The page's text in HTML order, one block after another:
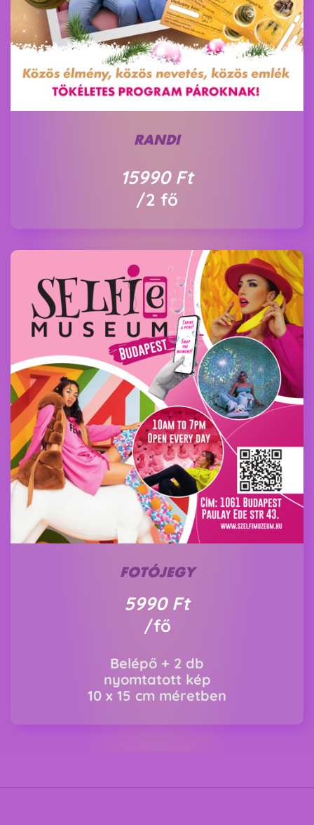
RANDI
15990 Ft
/2 fő
FOTÓJEGY
5990 Ft
/fő
Belépő + 2 db
nyomtatott kép
10 x 15 cm méretben